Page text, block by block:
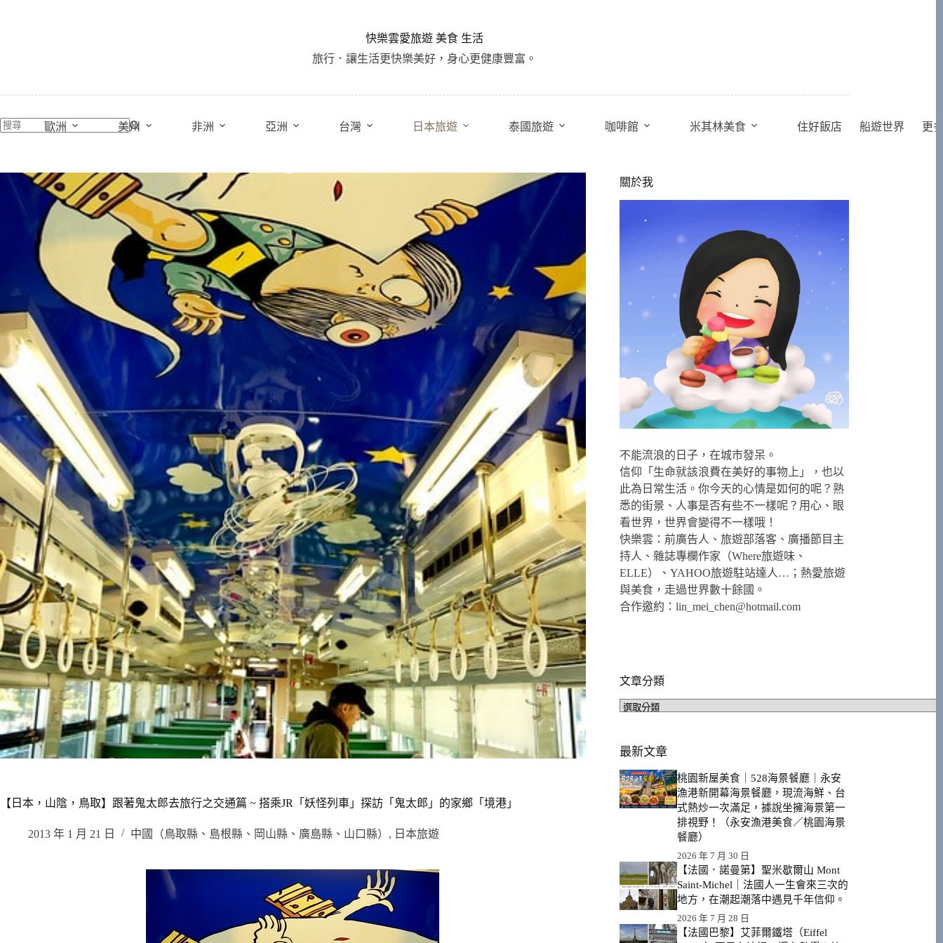
容
快樂雲愛旅遊 美食 生活
旅行．讓生活更快樂美好，身心更健康豐富。
歐洲 美州 非洲 亞洲 台灣 日本旅遊 泰國旅遊 咖啡館 米其林美食 住好飯店 船遊世界 更
【日本，山陰，鳥取】跟著鬼太郎去旅行之交通篇 ~ 搭乘JR「妖怪列車」探訪「鬼太郎」的家鄉「境港」
2013 年 1 月 21 日 中國（鳥取縣、島根縣、岡山縣、廣島縣、山口縣） , 日本旅遊
關於我
不能流浪的日子，在城市發呆。
信仰「生命就該浪費在美好的事物上」，也以
此為日常生活。你今天的心情是如何的呢？熟
悉的街景、人事是否有些不一樣呢？用心、眼
看世界，世界會變得不一樣哦！
快樂雲：前廣告人、旅遊部落客、廣播節目主
持人、雜誌專欄作家（Where旅遊味、
ELLE）、YAHOO旅遊駐站達人…；熱愛旅遊
與美食，走過世界數十餘國。
合作邀約：lin_mei_chen@hotmail.com
文章分類
文
類
最新文章
桃園新屋美食｜528海景餐廳｜永安
漁港新開幕海景餐廳，現流海鮮、台
式熱炒一次滿足，據說坐擁海景第一
排視野！（永安漁港美食／桃園海景
餐廳）
2026 年 7 月 30 日
【法國．諾曼第】聖米歇爾山 Mont
Saint-Michel｜法國人一生會來三次的
地方，在潮起潮落中遇見千年信仰。
2026 年 7 月 28 日
【法國巴黎】艾菲爾鐵塔（Eiffel